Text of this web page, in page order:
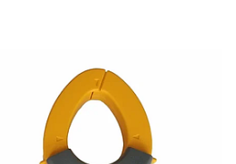
sản phẩm này cung cấp độ
lựa chọn hàng đầu cho
ngành điện.